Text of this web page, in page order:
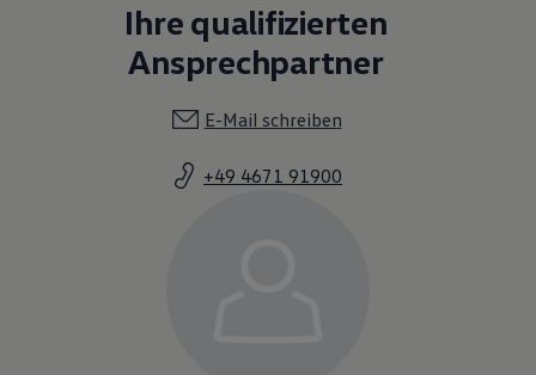
Ihre qualifizierten
Ansprechpartner
E-Mail schreiben
+49 4671 91900